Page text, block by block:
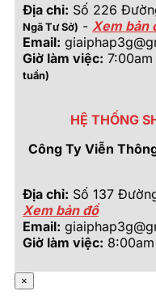
Địa chỉ: Số 226
Ngã Tư Sở) - Xem bản
Email:
Giờ làm việc: 7:00am
tuần)
HỆ THỐNG
Công Ty Viễn
Địa chỉ: Số 137
Xem bản đồ
Email:
Giờ làm việc:
×